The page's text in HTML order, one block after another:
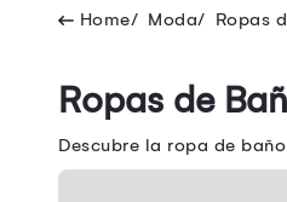
Moda Ropas
Ropas de
Descubre la ropa de